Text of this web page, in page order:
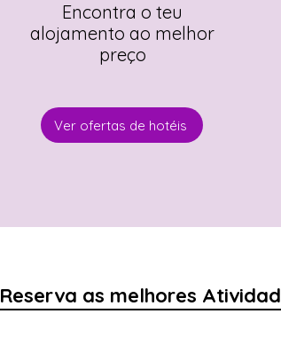
Encontra o teu
alojamento ao melhor
preço
Ver ofertas de hotéis
Reserva as melhores